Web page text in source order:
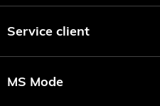
Service client
MS Mode